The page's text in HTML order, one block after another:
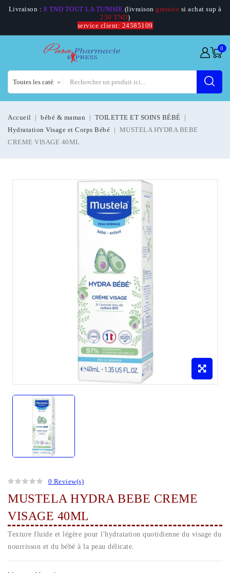
Livraison : 8 TND TOUT LA TUNISIE (livraison gratuite si achat sup à
250 TND)
service client: 24585109
0
Accueil bébé & maman
TOILETTE ET SOINS BÉBÉ
Hydratation Visage et Corps Bébé
MUSTELA HYDRA BEBE
CREME VISAGE 40ML
0 Review(s)
MUSTELA HYDRA BEBE CREME
VISAGE 40ML
Texture fluide et légère pour l'hydratation quotidienne du visage du
nourrisson et du bébé à la peau délicate.